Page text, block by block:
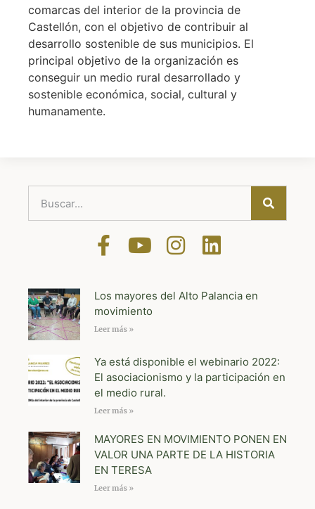
comarcas del interior de la provincia de
Castellón, con el objetivo de contribuir al
desarrollo sostenible de sus municipios. El
principal objetivo de la organización es
conseguir un medio rural desarrollado y
sostenible económica, social, cultural y
humanamente.
Los mayores del Alto Palancia en
movimiento
Leer más »
Ya está disponible el webinario 2022:
El asociacionismo y la participación en
el medio rural.
Leer más »
MAYORES EN MOVIMIENTO PONEN EN
VALOR UNA PARTE DE LA HISTORIA
EN TERESA
Leer más »